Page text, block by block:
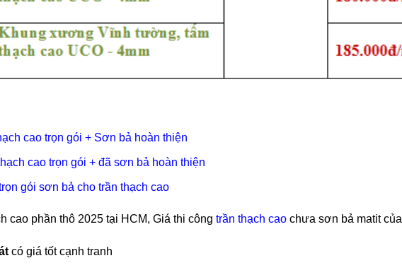
cao trọn gói + Sơn bả hoàn thiện
cao trọn gói + đã sơn bả hoàn thiện
gói sơn bả cho trần thạch cao
cao phần thô 2025 tại HCM, Giá thi công trần thạch cao chưa sơn bả matit của
có giá tốt cạnh tranh